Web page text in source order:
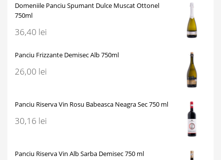
Domeniile Panciu Spumant Dulce Muscat Ottonel
750ml
36,40 lei
Panciu Frizzante Demisec Alb 750ml
26,00 lei
Panciu Riserva Vin Rosu Babeasca Neagra Sec 750 ml
30,16 lei
Panciu Riserva Vin Alb Sarba Demisec 750 ml